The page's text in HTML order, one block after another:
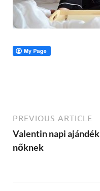
PREVIOUS ARTICLE
Valentin napi ajándék
nőknek